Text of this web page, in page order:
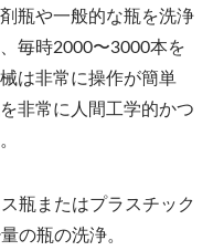
瓶や一般的な瓶を洗浄
毎時2000〜3000本を
は非常に操作が簡単
非常に人間工学的かつ
瓶またはプラスチック
の瓶の洗浄。